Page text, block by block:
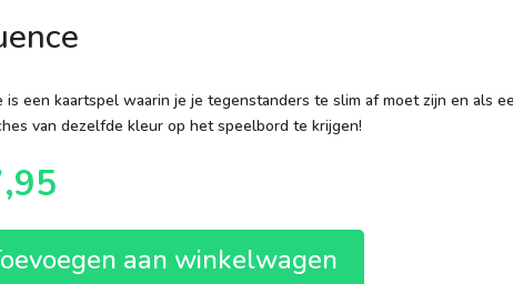
is een kaartspel waarin je je tegenstanders te slim af moet zijn en als
van dezelfde kleur op het speelbord te krijgen!
aan winkelwagen